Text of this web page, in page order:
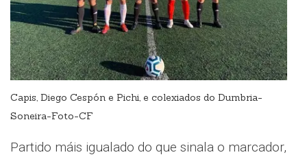
Capis, Diego Cespón e Pichi, e colexiados do Dumbria-
Soneira-Foto-CF
Partido máis igualado do que sinala o marcador,